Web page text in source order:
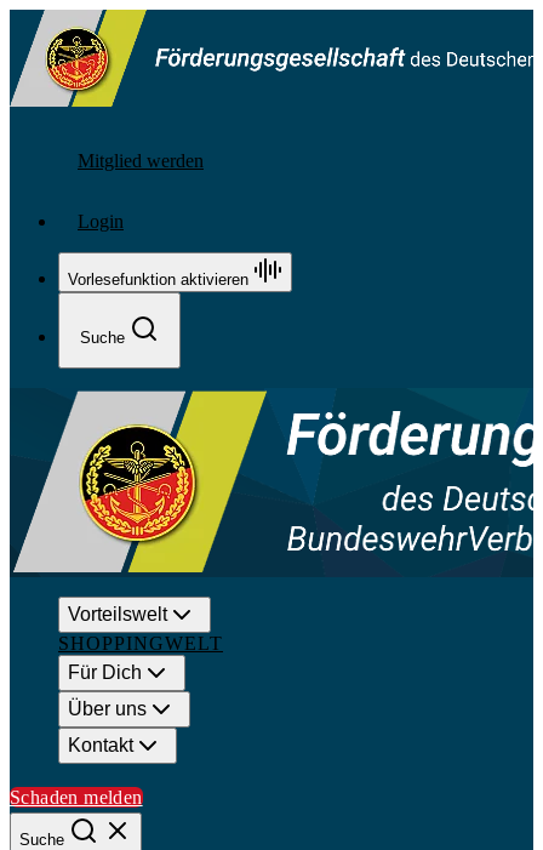
Mitglied werden
Login
Vorlesefunktion aktivieren
Suche
Vorteilswelt
SHOPPINGWELT
Für Dich
Über uns
Kontakt
Schaden melden
Suche